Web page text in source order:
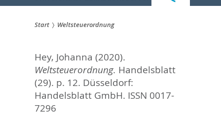
sind
hier:
Start Weltsteuerordnung
Hey, Johanna (2020).
Weltsteuerordnung. Handelsblatt
(29). p. 12. Düsseldorf:
Handelsblatt GmbH. ISSN 0017-
7296